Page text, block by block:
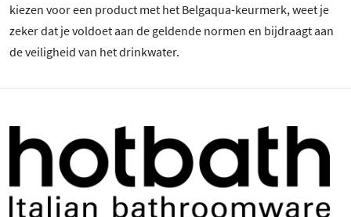
kiezen voor een product met het Belgaqua-keurmerk, weet je
zeker dat je voldoet aan de geldende normen en bijdraagt aan
de veiligheid van het drinkwater.